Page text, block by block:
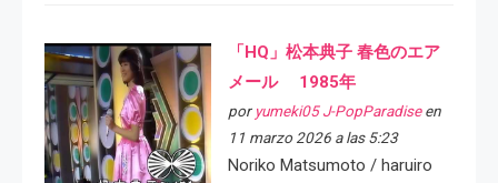
「HQ」松本典子 春色のエア
メール 1985年
por yumeki05 J-PopParadiseen
11 marzo 2026 a las 5:23
Noriko Matsumoto / haruiro